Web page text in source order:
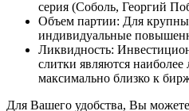
серия (Соболь, Георгий
Объем партии: Для
индивидуальные
Ликвидность:
слитки являются
максимально близко к
Для Вашего удобства, Вы